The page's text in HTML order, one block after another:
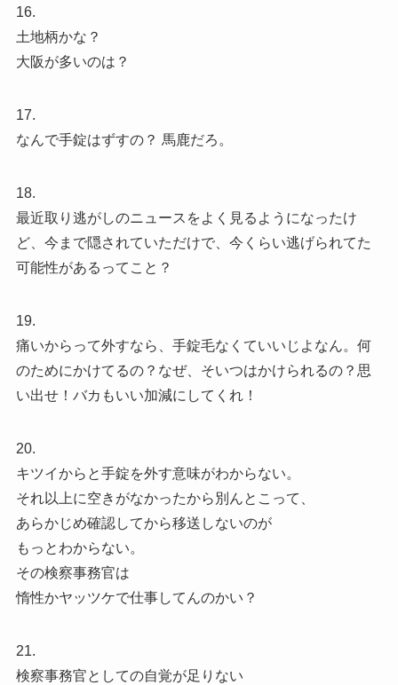
16.
土地柄かな？
大阪が多いのは？
17.
なんで手錠はずすの？ 馬鹿だろ。
18.
最近取り逃がしのニュースをよく見るようになったけ
ど、今まで隠されていただけで、今くらい逃げられてた
可能性があるってこと？
19.
痛いからって外すなら、手錠毛なくていいじよなん。何
のためにかけてるの？なぜ、そいつはかけられるの？思
い出せ！バカもいい加減にしてくれ！
20.
キツイからと手錠を外す意味がわからない。
それ以上に空きがなかったから別んとこって、
あらかじめ確認してから移送しないのが
もっとわからない。
その検察事務官は
惰性かヤッツケで仕事してんのかい？
21.
検察事務官としての自覚が足りない